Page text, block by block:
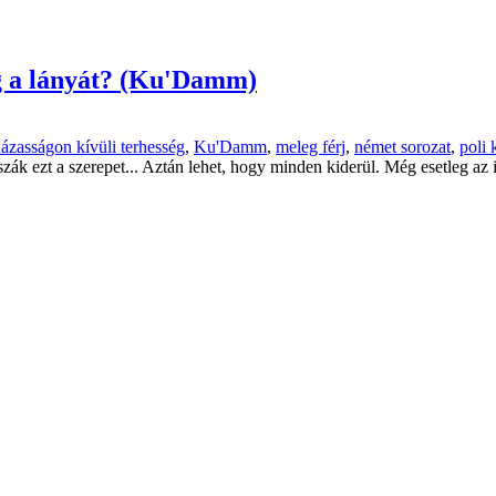
a lányát? (Ku'Damm)
kívüli terhesség, Ku'Damm, meleg férj, német sorozat, poli
ezt a szerepet... Aztán lehet, hogy minden kiderül. Még esetleg